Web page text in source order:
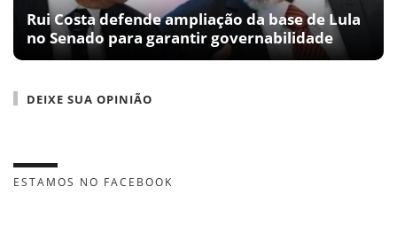
Rui Costa defende ampliação da base de Lula
no Senado para garantir governabilidade
DEIXE SUA OPINIÃO
ESTAMOS NO FACEBOOK